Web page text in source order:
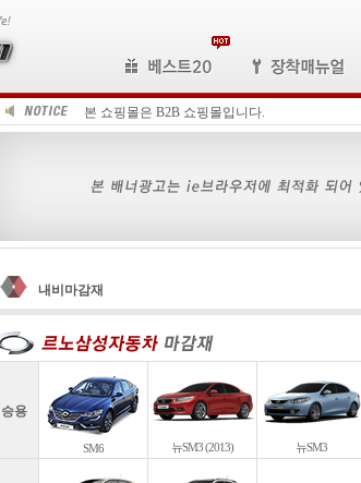
본 쇼핑몰은 B2B 쇼핑몰입니다.
내비마감재
승용
SM6 뉴SM3 (2013) 뉴SM3